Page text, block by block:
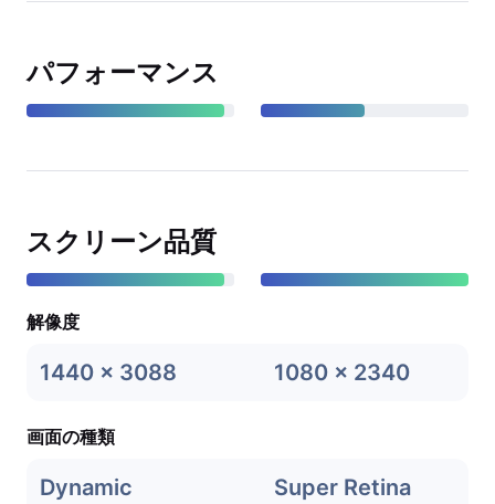
パフォーマンス
スクリーン品質
解像度
1440 x 3088 1080 x 2340
画面の種類
Dynamic Super Retina